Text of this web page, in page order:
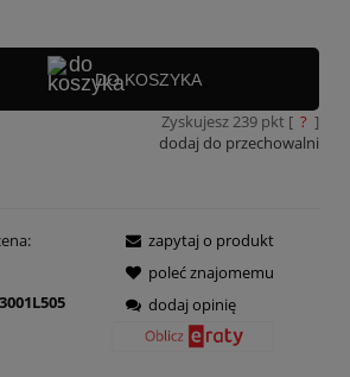
DO KOSZYKA
Zyskujesz239pkt [ ? ]
dodaj do przechowalni
zapytaj o produkt
poleć znajomemu
dodaj opinię